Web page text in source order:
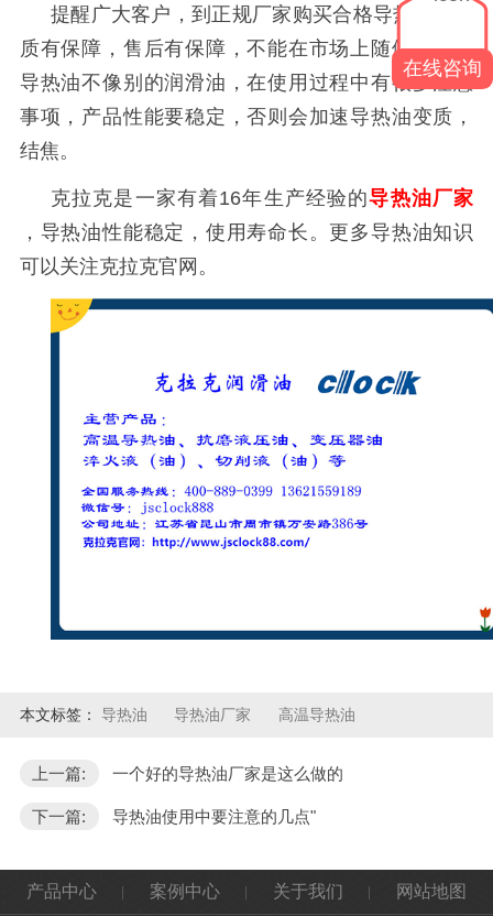
提醒广大客户，到正规厂家购买合格导热油，品
质有保障，售后有保障，不能在市场上随便购买，
导热油不像别的润滑油，在使用过程中有很多注意
事项，产品性能要稳定，否则会加速导热油变质，
结焦。
克拉克是一家有着16年生产经验的导热油厂家
，导热油性能稳定，使用寿命长。更多导热油知识
可以关注克拉克官网。
本文标签： 导热油 导热油厂家 高温导热油
上一篇: 一个好的导热油厂家是这么做的
下一篇: 导热油使用中要注意的几点"
产品中心 案例中心 关于我们 网站地图
在线咨询